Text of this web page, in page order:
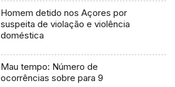
Homem detido nos Açores por
suspeita de violação e violência
doméstica
Mau tempo: Número de
ocorrências sobre para 9